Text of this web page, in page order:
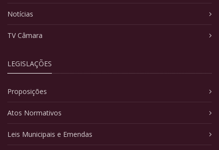
Notícias
TV Câmara
LEGISLAÇÕES
Proposições
Atos Normativos
Leis Municipais e Emendas